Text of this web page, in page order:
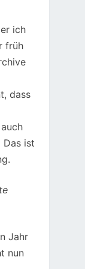
ich
früh
dass
Das ist
Jahr
nun